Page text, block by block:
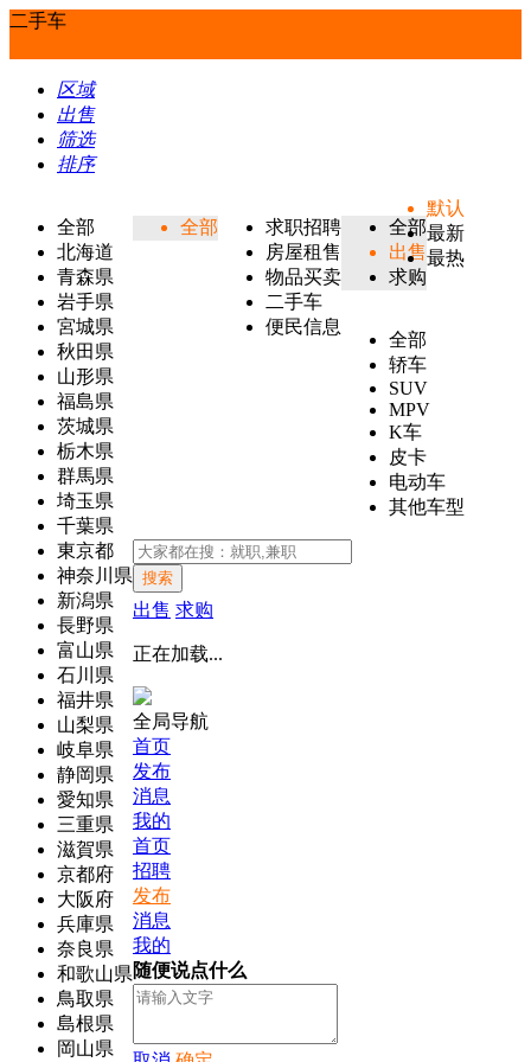
二手车
区域
出售
筛选
排序
全部
北海道
青森県
岩手県
宮城県
秋田県
山形県
福島県
茨城県
栃木県
群馬県
埼玉県
千葉県
東京都
神奈川県
新潟県
長野県
富山県
石川県
福井県
山梨県
岐阜県
静岡県
愛知県
三重県
滋賀県
京都府
大阪府
兵庫県
奈良県
和歌山県
鳥取県
島根県
岡山県
全部
求职招聘
房屋租售
物品买卖
二手车
便民信息
全部
出售
求购
全部
轿车
SUV
MPV
K车
皮卡
电动车
其他车型
默认
最新
最热
搜索
出售 求购
正在加载...
全局导航
首页
发布
消息
我的
首页
招聘
发布
消息
我的
随便说点什么